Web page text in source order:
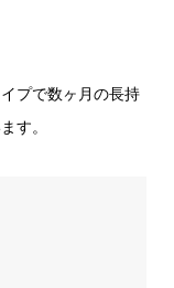
プで数ヶ月の長持
す。